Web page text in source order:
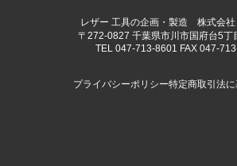
レザー 工具の企画・製造 株式会社
〒272-0827 千葉県市川市国府台5丁
TEL 047-713-8601 FAX 047-
プライバシーポリシー特定商取引法